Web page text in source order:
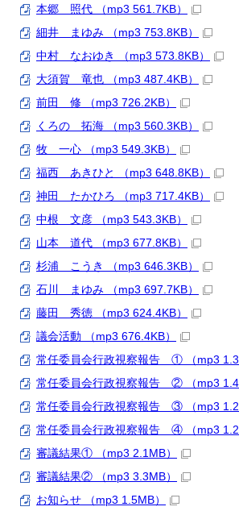
本郷 照代 （mp3 561.7KB）
細井 まゆみ （mp3 753.8KB）
中村 なおゆき （mp3 573.8KB）
大須賀 竜也 （mp3 487.4KB）
前田 修 （mp3 726.2KB）
くろの 拓海 （mp3 560.3KB）
牧 一心 （mp3 549.3KB）
福西 あきひと （mp3 648.8KB）
神田 たかひろ （mp3 717.4KB）
中根 文彦 （mp3 543.3KB）
山本 道代 （mp3 677.8KB）
杉浦 こうき （mp3 646.3KB）
石川 まゆみ （mp3 697.7KB）
藤田 秀徳 （mp3 624.4KB）
議会活動 （mp3 676.4KB）
常任委員会行政視察報告 ① （mp3
常任委員会行政視察報告 ② （mp3
常任委員会行政視察報告 ③ （mp3
常任委員会行政視察報告 ④ （mp3
審議結果① （mp3 2.1MB）
審議結果② （mp3 3.3MB）
お知らせ （mp3 1.5MB）